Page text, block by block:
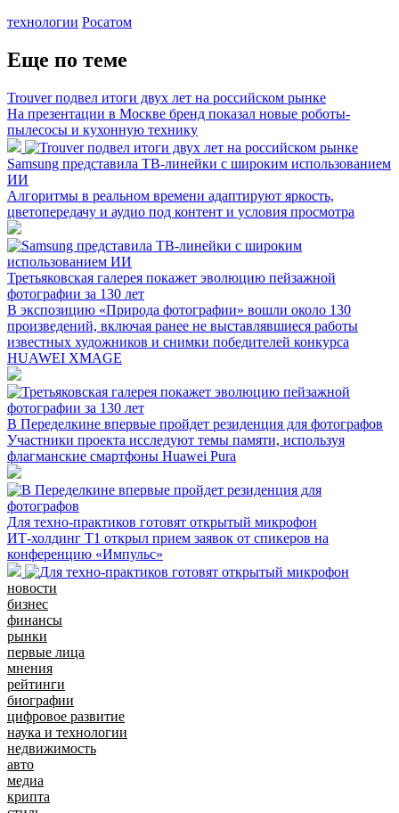
технологии Росатом
Еще по теме
Trouver подвел итоги двух лет на российском рынке
На презентации в Москве бренд показал новые роботы-
пылесосы и кухонную технику
Samsung представила ТВ-линейки с широким использованием
ИИ
Алгоритмы в реальном времени адаптируют яркость,
цветопередачу и аудио под контент и условия просмотра
Третьяковская галерея покажет эволюцию пейзажной
фотографии за 130 лет
В экспозицию «Природа фотографии» вошли около 130
произведений, включая ранее не выставлявшиеся работы
известных художников и снимки победителей конкурса
HUAWEI XMAGE
В Переделкине впервые пройдет резиденция для фотографов
Участники проекта исследуют темы памяти, используя
флагманские смартфоны Huawei Pura
Для техно-практиков готовят открытый микрофон
ИТ-холдинг Т1 открыл прием заявок от спикеров на
конференцию «Импульс»
новости
бизнес
финансы
рынки
первые лица
мнения
рейтинги
биографии
цифровое развитие
наука и технологии
недвижимость
авто
медиа
крипта